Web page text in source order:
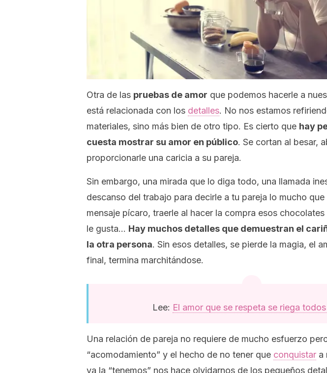
Otra de las pruebas de amor que podemos hacerle a
está relacionada con los detalles. No nos estamos
materiales, sino más bien de otro tipo. Es cierto que hay
cuesta mostrar su amor en público. Se cortan al besar,
proporcionarle una caricia a su pareja.
Sin embargo, una mirada que lo diga todo, una llamada
descanso del trabajo para decirle a tu pareja lo mucho que
mensaje pícaro, traerle al hacer la compra esos
le gusta… Hay muchos detalles que demuestran el
la otra persona. Sin esos detalles, se pierde la magia, el
final, termina marchitándose.
Lee: El amor que se respeta se riega
Una relación de pareja no requiere de mucho esfuerzo
“acomodamiento” y el hecho de no tener que conquistar a
ya la “tenemos” nos hace olvidarnos de los pequeños